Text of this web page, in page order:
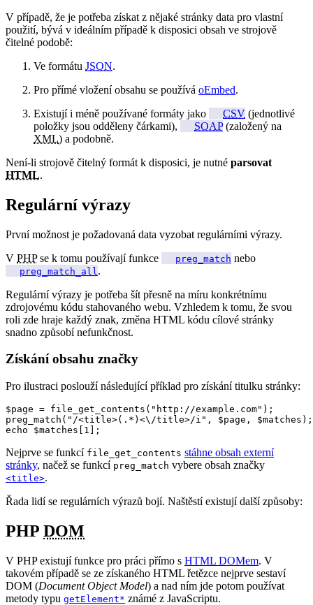
V případě, že je potřeba získat z nějaké stránky data pro vlastní
použití, bývá v ideálním případě k disposici obsah ve strojově
čitelné podobě:
Ve formátu JSON.
Pro přímé vložení obsahu se používá oEmbed.
Existují i méně používané formáty jako
CSV (jednotlivé
položky jsou odděleny čárkami),
SOAP(založený na
XML) a podobně.
Není-li strojově čitelný formát k disposici, je nutné parsovat
HTML.
Regulární výrazy
První možnost je požadovaná data vyzobat regulárními výrazy.
V PHPse k tomu používají funkce preg_match nebo
preg_match_all .
Regulární výrazy je potřeba šít přesně na míru konkrétnímu
zdrojovému kódu stahovaného webu. Vzhledem k tomu, že svou
roli zde hraje každý znak, změna HTML kódu cílové stránky
snadno způsobí nefunkčnost.
Získání obsahu značky
Pro ilustraci poslouží následující příklad pro získání titulku stránky:
$page = file_get_contents("http://example.com");
preg_match("/<title>(.*)<\/title>/i", $page, $matches);
echo $matches[1];
Nejprve se funkcí file_get_contents stáhne obsah externí
stránky, načež se funkcí preg_match vybere obsah značky
<title>.
Řada lidí se regulárních výrazů bojí. Naštěstí existují další způsoby:
PHP DOM
V PHP existují funkce pro práci přímo s HTML DOMem. V
takovém případě se ze získaného HTML řetězce nejprve sestaví
DOM (Document Object Model) a nad ním jde potom používat
metody typu getElement* známé z JavaScriptu.